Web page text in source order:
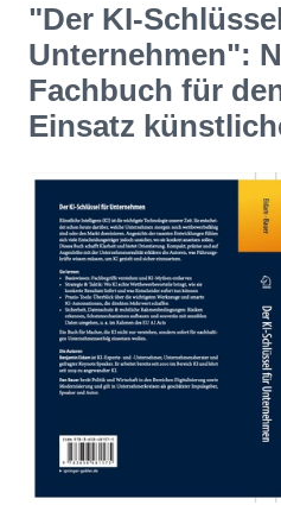
"Der KI-
Unternehmen":
Fachbuch für
Einsatz